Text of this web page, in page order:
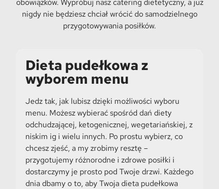
obowiązków. Wypróbuj nasz catering dietetyczny, a już
nigdy nie będziesz chciał wrócić do samodzielnego
przygotowywania posiłków.
Dieta pudełkowa z
wyborem menu
Jedz tak, jak lubisz dzięki możliwości wyboru
menu. Możesz wybierać spośród dań diety
odchudzającej, ketogenicznej, wegetariańskiej, z
niskim ig i wielu innych. Po prostu wybierz, co
chcesz zjeść, a my zrobimy resztę –
przygotujemy różnorodne i zdrowe posiłki i
dostarczymy je prosto pod Twoje drzwi. Każdego
dnia dbamy o to, aby Twoja dieta pudełkowa